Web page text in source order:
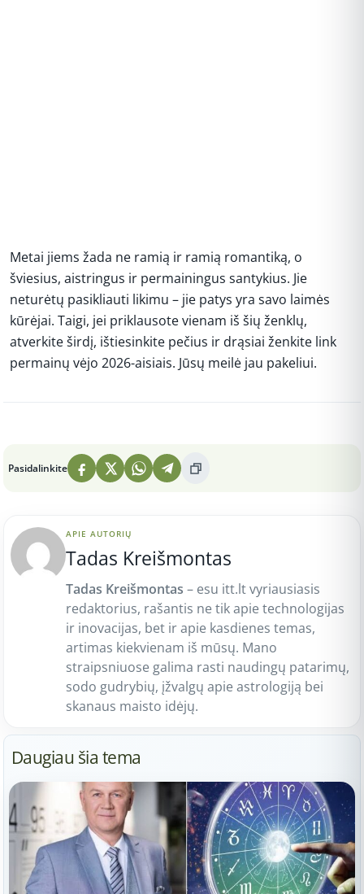
Metai jiems žada ne ramią ir ramią romantiką, o
šviesius, aistringus ir permainingus santykius. Jie
neturėtų pasikliauti likimu – jie patys yra savo laimės
kūrėjai. Taigi, jei priklausote vienam iš šių ženklų,
atverkite širdį, ištiesinkite pečius ir drąsiai ženkite link
permainų vėjo 2026-aisiais. Jūsų meilė jau pakeliui.
Pasidalinkite
APIE AUTORIŲ
Tadas Kreišmontas
Tadas Kreišmontas – esu itt.lt vyriausiasis
redaktorius, rašantis ne tik apie technologijas
ir inovacijas, bet ir apie kasdienes temas,
artimas kiekvienam iš mūsų. Mano
straipsniuose galima rasti naudingų patarimų,
sodo gudrybių, įžvalgų apie astrologiją bei
skanaus maisto idėjų.
Daugiau šia tema